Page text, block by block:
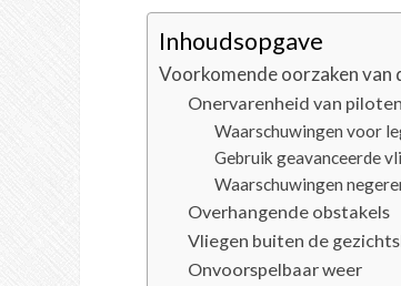
Inhoudsopgave
Voorkomende oorzaken van
Onervarenheid van piloten
Waarschuwingen voor
Gebruik geavanceerde
Waarschuwingen
Overhangende obstakels
Vliegen buiten de
Onvoorspelbaar weer